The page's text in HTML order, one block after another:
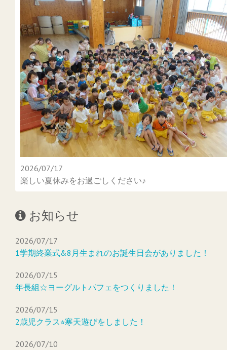
2026/07/17
楽しい夏休みをお過ごしください♪
お知らせ
2026/07/17
1学期終業式&8月生まれのお誕生日会がありました！
2026/07/15
年長組☆ヨーグルトパフェをつくりました！
2026/07/15
2歳児クラス⭐︎寒天遊びをしました！
2026/07/10